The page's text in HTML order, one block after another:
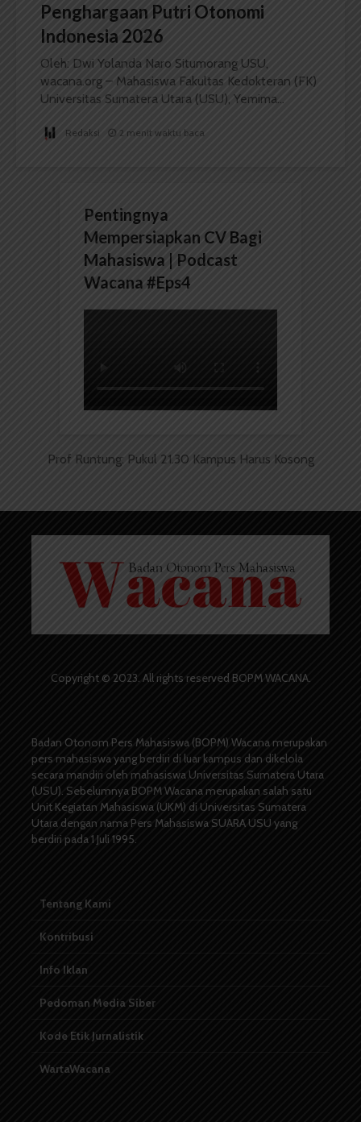
Penghargaan Putri Otonomi
Indonesia 2026
Oleh: Dwi Yolanda Naro Situmorang USU,
wacana.org – Mahasiswa Fakultas Kedokteran (FK)
Universitas Sumatera Utara (USU), Yemima...
Redaksi 2 menit waktu baca
Pentingnya
Mempersiapkan CV Bagi
Mahasiswa | Podcast
Wacana #Eps4
Prof Runtung: Pukul 21.30 Kampus Harus Kosong
Copyright © 2023. All rights reserved BOPM WACANA.
Badan Otonom Pers Mahasiswa (BOPM) Wacana merupakan
pers mahasiswa yang berdiri di luar kampus dan dikelola
secara mandiri oleh mahasiswa Universitas Sumatera Utara
(USU). Sebelumnya BOPM Wacana merupakan salah satu
Unit Kegiatan Mahasiswa (UKM) di Universitas Sumatera
Utara dengan nama Pers Mahasiswa SUARA USU yang
berdiri pada 1 Juli 1995.
Tentang Kami
Kontribusi
Info Iklan
Pedoman Media Siber
Kode Etik Jurnalistik
WartaWacana